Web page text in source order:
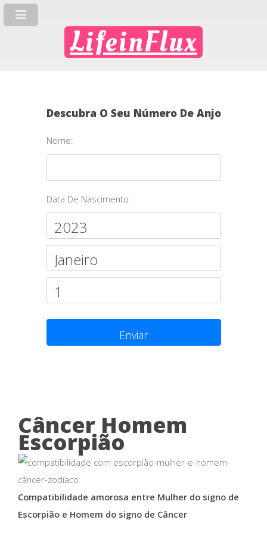
LifeinFlux
Descubra O Seu Número De Anjo
Nome:
Data De Nascimento:
Enviar
Câncer Homem
Escorpião
Compatibilidade amorosa entre Mulher do signo de
Escorpião e Homem do signo de Câncer